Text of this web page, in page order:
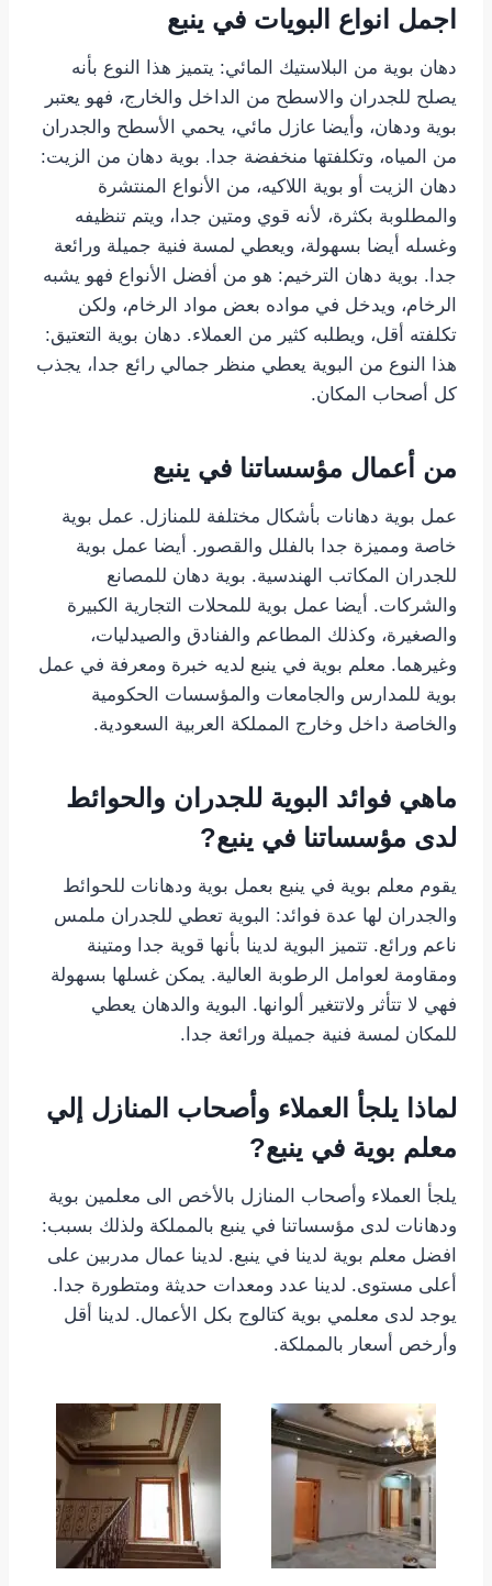
اجمل انواع البويات في ينبع
دهان بوية من البلاستيك المائي: يتميز هذا النوع بأنه
يصلح للجدران والاسطح من الداخل والخارج، فهو يعتبر
بوية ودهان، وأيضا عازل مائي، يحمي الأسطح والجدران
من المياه، وتكلفتها منخفضة جدا. بوية دهان من الزيت:
دهان الزيت أو بوية اللاكيه، من الأنواع المنتشرة
والمطلوبة بكثرة، لأنه قوي ومتين جدا، ويتم تنظيفه
وغسله أيضا بسهولة، ويعطي لمسة فنية جميلة ورائعة
جدا. بوية دهان الترخيم: هو من أفضل الأنواع فهو يشبه
الرخام، ويدخل في مواده بعض مواد الرخام، ولكن
تكلفته أقل، ويطلبه كثير من العملاء. دهان بوية التعتيق:
هذا النوع من البوية يعطي منظر جمالي رائع جدا، يجذب
كل أصحاب المكان.
من أعمال مؤسساتنا في ينبع
عمل بوية دهانات بأشكال مختلفة للمنازل. عمل بوية
خاصة ومميزة جدا بالفلل والقصور. أيضا عمل بوية
للجدران المكاتب الهندسية. بوية دهان للمصانع
والشركات. أيضا عمل بوية للمحلات التجارية الكبيرة
والصغيرة، وكذلك المطاعم والفنادق والصيدليات،
وغيرهما. معلم بوية في ينبع لديه خبرة ومعرفة في عمل
بوية للمدارس والجامعات والمؤسسات الحكومية
والخاصة داخل وخارج المملكة العربية السعودية.
ماهي فوائد البوية للجدران والحوائط
لدى مؤسساتنا في ينبع?
يقوم معلم بوية في ينبع بعمل بوية ودهانات للحوائط
والجدران لها عدة فوائد: البوية تعطي للجدران ملمس
ناعم ورائع. تتميز البوية لدينا بأنها قوية جدا ومتينة
ومقاومة لعوامل الرطوبة العالية. يمكن غسلها بسهولة
فهي لا تتأثر ولاتتغير ألوانها. البوية والدهان يعطي
للمكان لمسة فنية جميلة ورائعة جدا.
لماذا يلجأ العملاء وأصحاب المنازل إلي
معلم بوية في ينبع?
يلجأ العملاء وأصحاب المنازل بالأخص الى معلمين بوية
ودهانات لدى مؤسساتنا في ينبع بالمملكة ولذلك بسبب:
افضل معلم بوية لدينا في ينبع. لدينا عمال مدربين على
أعلى مستوى. لدينا عدد ومعدات حديثة ومتطورة جدا.
يوجد لدى معلمي بوية كتالوج بكل الأعمال. لدينا أقل
وأرخص أسعار بالمملكة.